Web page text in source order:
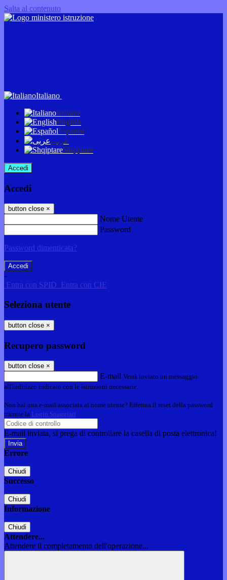
Salta al contenuto
Italiano
Italiano
English
Español
عربى
Shqiptare
Accedi
Accedi
button close ×
Nome Utente
Password
Password dimenticata?
-
Entra con SPID Entra con CIE
Seleziona utente
button close ×
Recupero password
button close ×
E-mail Verrà inviato un messaggio
all'indirizzo indicato con le istruzioni necessarie.
Non hai una e-mail associata al nome utente? Effettua il reset della password
tramite la Login Spaggiari
E-mail inviata, si prega di controllare la casella di posta elettronica!
Errore
Chiudi
Successo
Chiudi
Informazione
Chiudi
Attendere...
Attendere il completamento dell'operazione...